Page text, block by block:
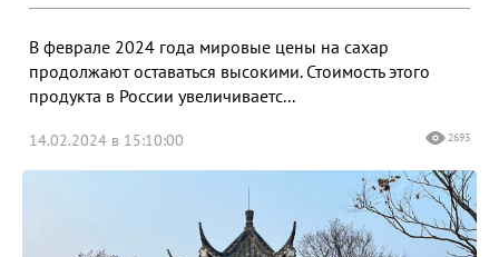
В феврале 2024 года мировые цены на сахар
продолжают оставаться высокими. Стоимость этого
продукта в России увеличиваетс...
14.02.2024 в 15:10:00 2693